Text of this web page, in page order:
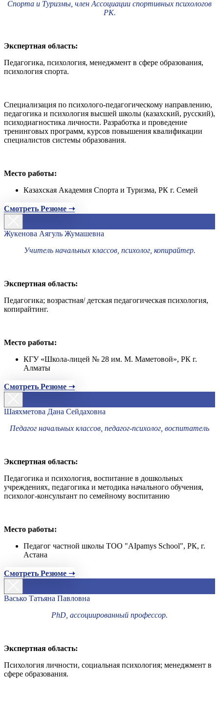
Спорта и Туризмы, член Ассоциации спортивных психологов
РК.
Экспертная область:
Педагогика, психология, менеджмент в сфере образования,
психология спорта.
Специализация по психолого-педагогическому направлению,
педагогика и психология высшей школы (казахский, русский),
психодиагностика личности. Разработка и проведение
тренинговых программ, курсов повышения квалификации
специалистов системы образования.
Место работы:
Казахская Академия Спорта и Туризма, РК г. Семей
Смотреть Резюме ➝
Жукенова Аягуль Жумашевна
Учитель начальных классов, психолог, копирайтер.
Экспертная область:
Педагогика; возрастная/ детская педагогическая психология,
копирайтинг.
Место работы:
КГУ «Школа-лицей № 28 им. М. Маметовой», РК г.
Алматы
Смотреть Резюме ➝
Шаяхметова Дана Сейдаховна
Педагог начальных классов, педагог-психолог, воспитатель
Экспертная область:
Педагогика и психология, воспитание в дошкольных
учреждениях, педагогика и методика начального обучения,
психолог-консультант по семейному воспитанию
Место работы:
Педагог частной школы ТОО "AIpamys School", РК, г.
Астана
Смотреть Резюме ➝
Васько Татьяна Павловна
PhD, ассоциированный профессор.
Экспертная область:
Психология личности, социальная психология; менеджмент в
сфере образования.